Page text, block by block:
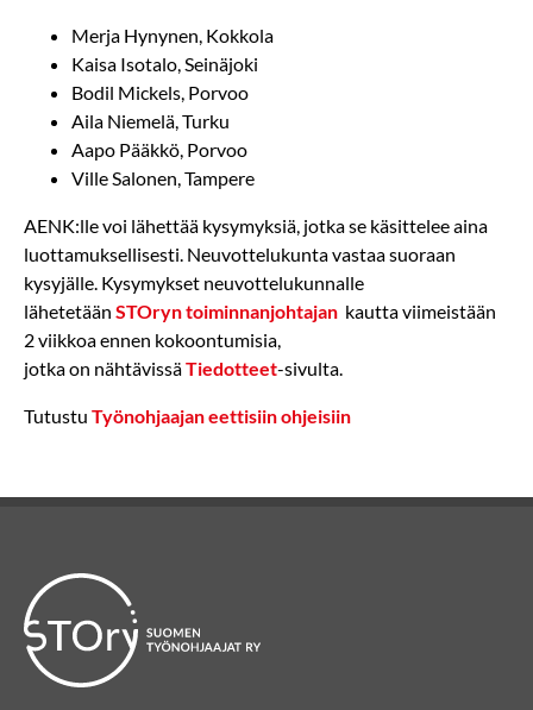
Merja Hynynen, Kokkola
Kaisa Isotalo, Seinäjoki
Bodil Mickels, Porvoo
Aila Niemelä, Turku
Aapo Pääkkö, Porvoo
Ville Salonen, Tampere
AENK:lle voi lähettää kysymyksiä, jotka se käsittelee aina
luottamuksellisesti. Neuvottelukunta vastaa suoraan
kysyjälle. Kysymykset neuvottelukunnalle
lähetetään STOryn toiminnanjohtajan kautta viimeistään
2 viikkoa ennen kokoontumisia,
jotka on nähtävissäTiedotteet-sivulta.
Tutustu Työnohjaajan eettisiin ohjeisiin